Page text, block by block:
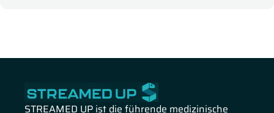
STREAMED UP ist die führende medizinische